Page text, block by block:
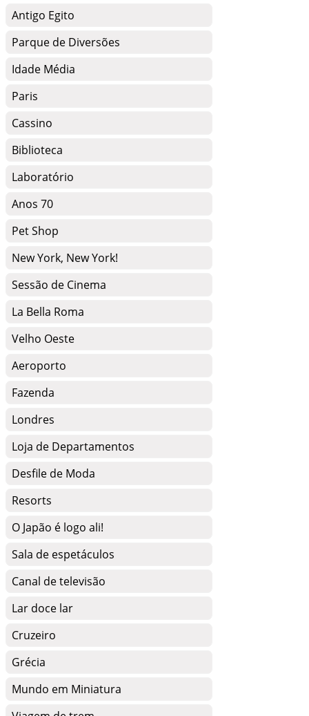
Antigo Egito
Parque de Diversões
Idade Média
Paris
Cassino
Biblioteca
Laboratório
Anos 70
Pet Shop
New York, New York!
Sessão de Cinema
La Bella Roma
Velho Oeste
Aeroporto
Fazenda
Londres
Loja de Departamentos
Desfile de Moda
Resorts
O Japão é logo ali!
Sala de espetáculos
Canal de televisão
Lar doce lar
Cruzeiro
Grécia
Mundo em Miniatura